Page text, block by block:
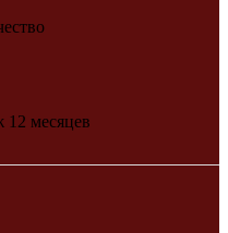
месяцев